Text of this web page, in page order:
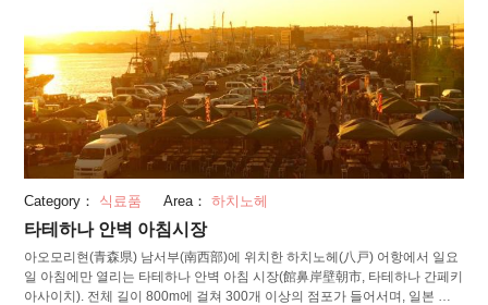
Category： 식료품 Area： 하치노헤
타테하나 안벽 아침시장
아오모리현(青森県) 남서부(南西部)에 위치한 하치노헤(八戸) 어항에서 일요
일 아침에만 열리는 타테하나 안벽 아침 시장(館鼻岸壁朝市, 타테하나 간페키
아사이치). 전체 길이 800m에 걸쳐 300개 이상의 점포가 들어서며, 일본 최